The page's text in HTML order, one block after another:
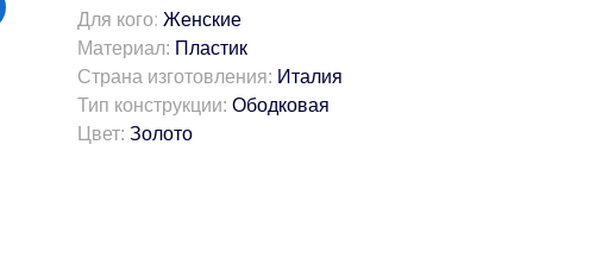
Для кого: Женские
Материал: Пластик
Страна изготовления: Италия
Тип конструкции: Ободковая
Цвет: Золото